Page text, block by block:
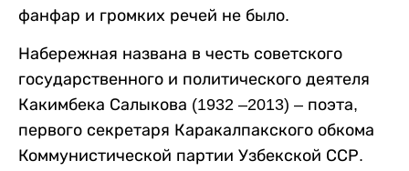
фанфар и громких речей не было.
Набережная названа в честь советского
государственного и политического деятеля
Какимбека Салыкова (1932 –2013) – поэта,
первого секретаря Каракалпакского обкома
Коммунистической партии Узбекской ССР.